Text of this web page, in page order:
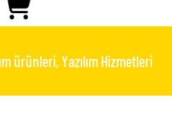
ürünleri, Yazılım Hizmetleri